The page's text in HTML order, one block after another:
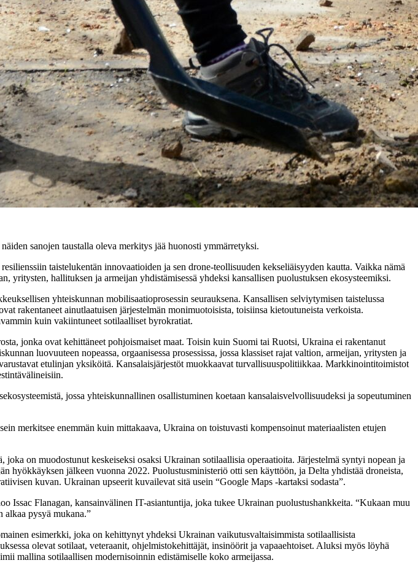
sanojen taustalla oleva merkitys jää huonosti ymmärretyksi.
taistelukentän innovaatioiden ja sen drone-teollisuuden kekseliäisyyden kautta. Vaikka nämä
hallituksen ja armeijan yhdistämisessä yhdeksi kansallisen puolustuksen ekosysteemiksi.
yhteiskunnan mobilisaatioprosessin seurauksena. Kansallisen selviytymisen taistelussa
rakentaneet ainutlaatuisen järjestelmän monimuotoisista, toisiinsa kietoutuneista verkoista.
kuin vakiintuneet sotilaalliset byrokratiat.
jonka ovat kehittäneet pohjoismaiset maat. Toisin kuin Suomi tai Ruotsi, Ukraina ei rakentanut
luovuuteen nopeassa, orgaanisessa prosessissa, jossa klassiset rajat valtion, armeijan, yritysten ja
etulinjan yksiköitä. Kansalaisjärjestöt muokkaavat turvallisuuspolitiikkaa. Markkinointitoimistot
jossa yhteiskunnallinen osallistuminen koetaan kansalaisvelvollisuudeksi ja sopeutuminen
merkitsee enemmän kuin mittakaava, Ukraina on toistuvasti kompensoinut materiaalisten etujen
joka on muodostunut keskeiseksi osaksi Ukrainan sotilaallisia operaatioita. Järjestelmä syntyi nopean ja
hyökkäyksen jälkeen vuonna 2022. Puolustusministeriö otti sen käyttöön, ja Delta yhdistää droneista,
kuvan. Ukrainan upseerit kuvailevat sitä usein “Google Maps -kartaksi sodasta”.
Issac Flanagan, kansainvälinen IT-asiantuntija, joka tukee Ukrainan puolustushankkeita. “Kukaan muu
alkaa pysyä mukana.”
esimerkki, joka on kehittynyt yhdeksi Ukrainan vaikutusvaltaisimmista sotilaallisista
olevat sotilaat, veteraanit, ohjelmistokehittäjät, insinöörit ja vapaaehtoiset. Aluksi myös löyhä
mallina sotilaallisen modernisoinnin edistämiselle koko armeijassa.